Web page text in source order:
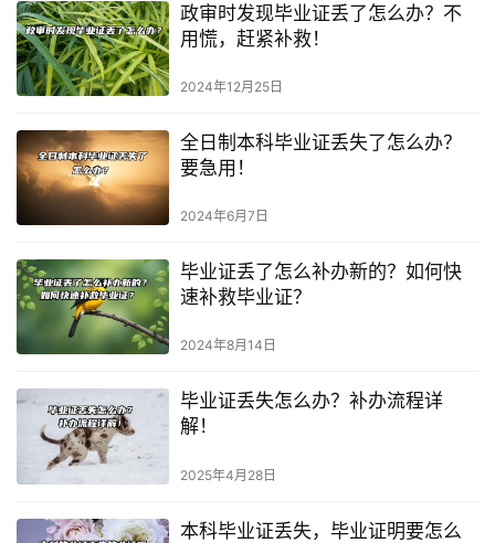
政审时发现毕业证丢了怎么办？不
用慌，赶紧补救！
2024年12月25日
全日制本科毕业证丢失了怎么办？
要急用！
2024年6月7日
毕业证丢了怎么补办新的？如何快
速补救毕业证？
2024年8月14日
毕业证丢失怎么办？补办流程详
解！
2025年4月28日
本科毕业证丢失，毕业证明要怎么